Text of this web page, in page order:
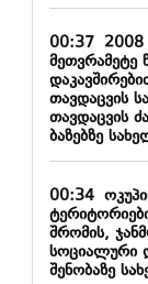
00:372008
მეთვრამეტე
თავდაცვის
თავდაცვის
ბაზებზე
00:34
შრომის,
სოციალური
შენობაზე